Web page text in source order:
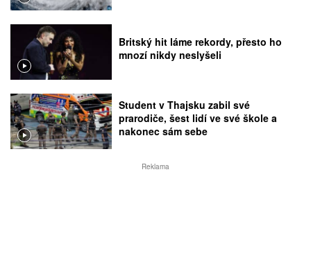
Britský hit láme rekordy, přesto ho
mnozí nikdy neslyšeli
Student v Thajsku zabil své
prarodiče, šest lidí ve své škole a
nakonec sám sebe
Reklama